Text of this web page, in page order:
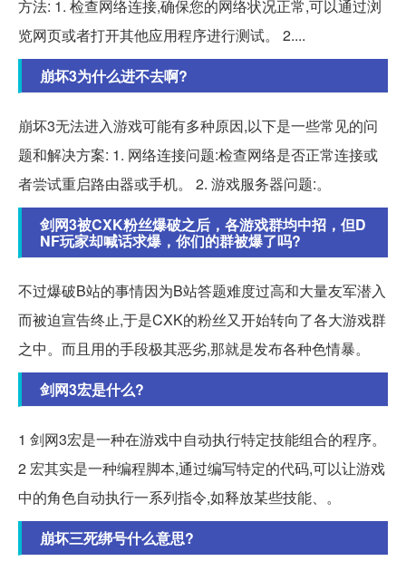
方法: 1. 检查网络连接,确保您的网络状况正常,可以通过浏
览网页或者打开其他应用程序进行测试。 2....
崩坏3为什么进不去啊?
崩坏3无法进入游戏可能有多种原因,以下是一些常见的问
题和解决方案: 1. 网络连接问题:检查网络是否正常连接或
者尝试重启路由器或手机。 2. 游戏服务器问题:。
剑网3被CXK粉丝爆破之后，各游戏群均中招，但D
NF玩家却喊话求爆，你们的群被爆了吗?
不过爆破B站的事情因为B站答题难度过高和大量友军潜入
而被迫宣告终止,于是CXK的粉丝又开始转向了各大游戏群
之中。而且用的手段极其恶劣,那就是发布各种色情暴。
剑网3宏是什么?
1 剑网3宏是一种在游戏中自动执行特定技能组合的程序。
2 宏其实是一种编程脚本,通过编写特定的代码,可以让游戏
中的角色自动执行一系列指令,如释放某些技能、。
崩坏三死绑号什么意思?